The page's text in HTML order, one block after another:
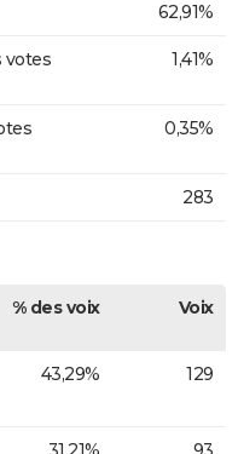
62,91%
votes
1,41%
0,35%
283
% des voix Voix
43,29% 129